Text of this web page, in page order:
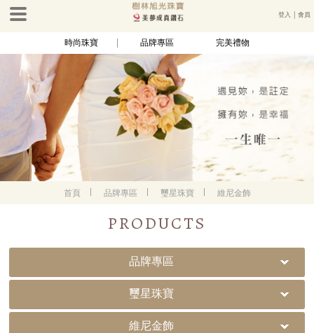
登入 │會員
時尚珠寶 品牌專區 完美禮物
首頁 品牌專區 璽星珠寶 維尼金飾
PRODUCTS
品牌專區
璽星珠寶
維尼金飾